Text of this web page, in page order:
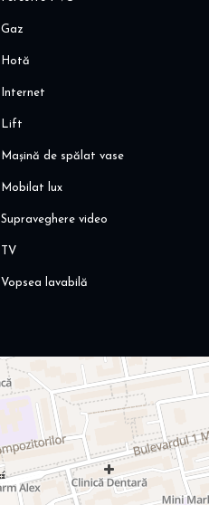
Gaz
Hotă
Internet
Lift
Mașină de spălat vase
Mobilat lux
Supraveghere video
TV
Vopsea lavabilă